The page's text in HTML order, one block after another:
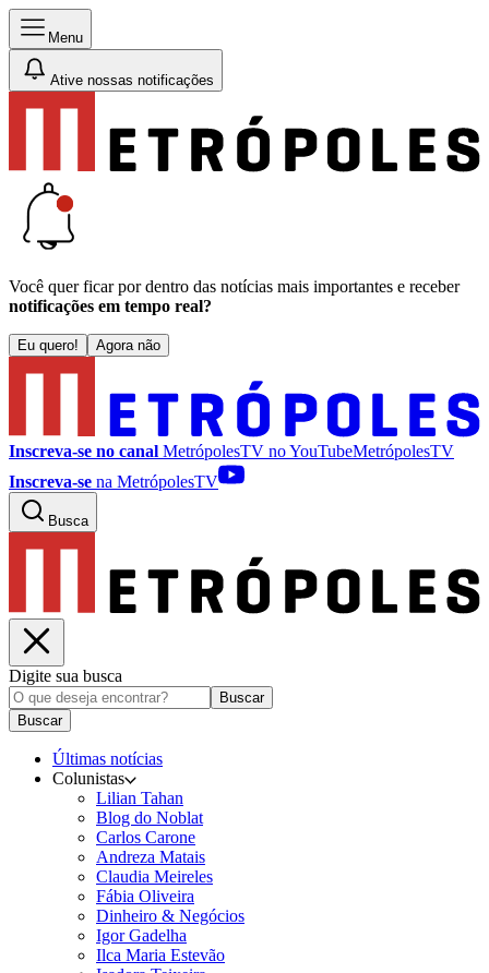
Menu
Ative nossas notificações
Você quer ficar por dentro das notícias mais importantes e receber
notificações em tempo real?
Eu quero! Agora não
Inscreva-se no canal MetrópolesTV noYouTubeMetrópolesTV
Inscreva-se na MetrópolesTV
Busca
Digite sua busca
Buscar
Buscar
Últimas notícias
Colunistas
Lilian Tahan
Blog do Noblat
Carlos Carone
Andreza Matais
Claudia Meireles
Fábia Oliveira
Dinheiro & Negócios
Igor Gadelha
Ilca Maria Estevão